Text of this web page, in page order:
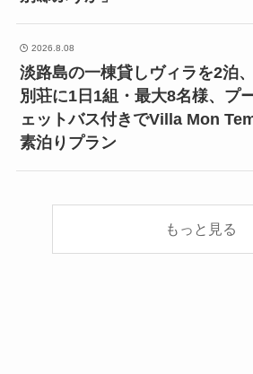
2026.8.08
淡路島の一棟貸しヴィラを2泊
別荘に1日1組・最大8名様、プ
ェットバス付きでVilla Mon
素泊りプラン
もっと見る